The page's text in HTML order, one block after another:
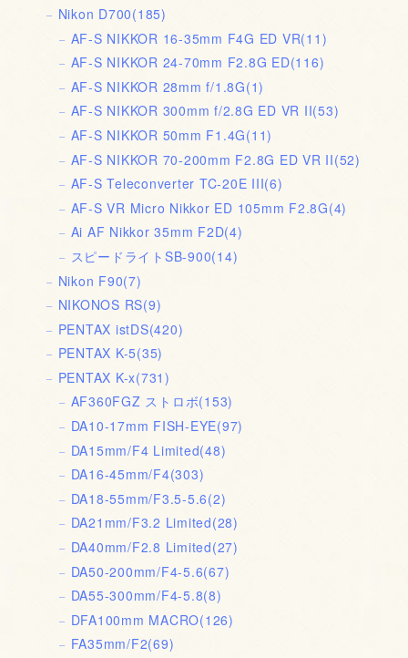
Nikon D700(185)
AF-S NIKKOR 16-35mm F4G ED VR(11)
AF-S NIKKOR 24-70mm F2.8G ED(116)
AF-S NIKKOR 28mm f/1.8G(1)
AF-S NIKKOR 300mm f/2.8G ED VR II(53)
AF-S NIKKOR 50mm F1.4G(11)
AF-S NIKKOR 70-200mm F2.8G ED VR II(52)
AF-S Teleconverter TC-20E III(6)
AF-S VR Micro Nikkor ED 105mm F2.8G(4)
Ai AF Nikkor 35mm F2D(4)
スピードライトSB-900(14)
Nikon F90(7)
NIKONOS RS(9)
PENTAX istDS(420)
PENTAX K-5(35)
PENTAX K-x(731)
AF360FGZ ストロボ(153)
DA10-17mm FISH-EYE(97)
DA15mm/F4 Limited(48)
DA16-45mm/F4(303)
DA18-55mm/F3.5-5.6(2)
DA21mm/F3.2 Limited(28)
DA40mm/F2.8 Limited(27)
DA50-200mm/F4-5.6(67)
DA55-300mm/F4-5.8(8)
DFA100mm MACRO(126)
FA35mm/F2(69)